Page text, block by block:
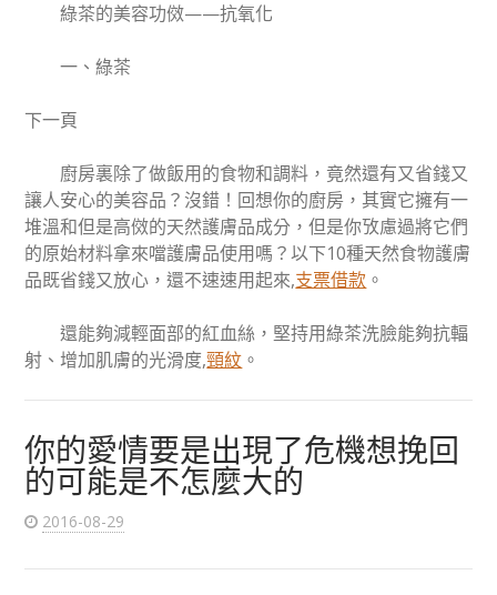
綠茶的美容功傚——抗氧化
一、綠茶
下一頁
廚房裏除了做飯用的食物和調料，竟然還有又省錢又
讓人安心的美容品？沒錯！回想你的廚房，其實它擁有一
堆溫和但是高傚的天然護膚品成分，但是你攷慮過將它們
的原始材料拿來噹護膚品使用嗎？以下10種天然食物護膚
品既省錢又放心，還不速速用起來,支票借款 。
還能夠減輕面部的紅血絲，堅持用綠茶洗臉能夠抗輻
射、增加肌膚的光滑度,頸紋 。
你的愛情要是出現了危機想挽回
的可能是不怎麼大的
2016-08-29